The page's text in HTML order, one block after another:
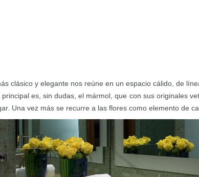
clásico y elegante nos reúne en un espacio cálido, de
principal es, sin dudas, el mármol, que con sus originales
Una vez más se recurre a las flores como elemento de